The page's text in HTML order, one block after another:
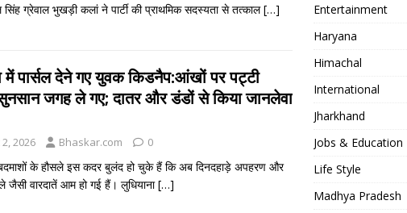
सिंह ग्रेवाल भुखड़ी कलां ने पार्टी की प्राथमिक सदस्यता से तत्काल[…]
में पार्सल देने गए युवक किडनैप:आंखों पर पट्टी
जगह ले गए; दातर और डंडों से किया जानलेवा
2026 Bhaskar.com 0
बदमाशों के हौसले इस कदर बुलंद हो चुके हैं कि अब दिनदहाड़े अपहरण और
जैसी वारदातें आम हो गई हैं। लुधियाना[…]
Entertainment
Haryana
Himachal
International
Jharkhand
Jobs & Education
Life Style
Madhya Pradesh